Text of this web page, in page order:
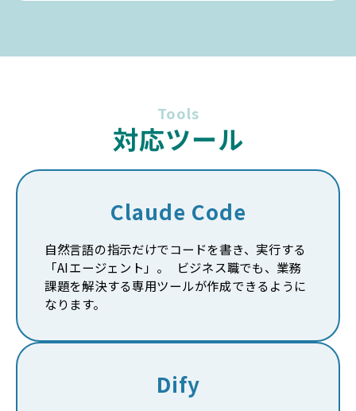
Tools
対応ツール
Claude Code
自然言語の指示だけでコードを書き、実行する
「AIエージェント」。 ビジネス職でも、業務
課題を解決する専用ツールが作成できるように
なります。
Dify